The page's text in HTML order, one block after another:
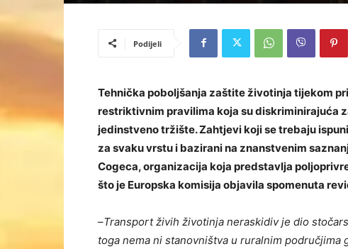
Podijeli
Tehnička poboljšanja zaštite životinja tijekom
restriktivnim pravilima koja su diskriminirajuća
jedinstveno tržište. Zahtjevi koji se trebaju
za svaku vrstu i bazirani na znanstvenim
Cogeca, organizacija koja predstavlja
što je Europska komisija objavila spomenuta
–Transport živih životinja neraskidiv je dio
toga nema ni stanovništva u ruralnim